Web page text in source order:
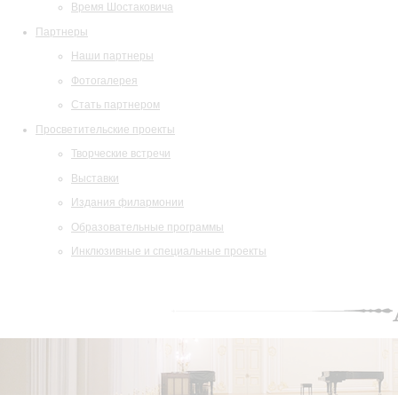
Время Шостаковича
Партнеры
Наши партнеры
Фотогалерея
Стать партнером
Просветительские проекты
Творческие встречи
Выставки
Издания филармонии
Образовательные программы
Инклюзивные и специальные проекты